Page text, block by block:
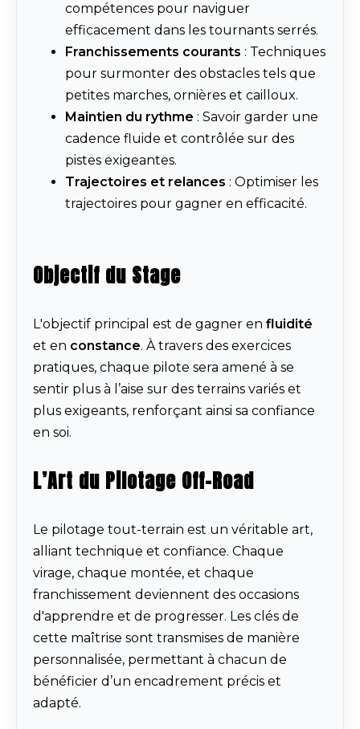
compétences pour naviguer
efficacement dans les tournants serrés.
Franchissements courants : Techniques
pour surmonter des obstacles tels que
petites marches, ornières et cailloux.
Maintien du rythme : Savoir garder une
cadence fluide et contrôlée sur des
pistes exigeantes.
Trajectoires et relances : Optimiser les
trajectoires pour gagner en efficacité.
Objectif du Stage
L'objectif principal est de gagner en fluidité
et en constance. À travers des exercices
pratiques, chaque pilote sera amené à se
sentir plus à l’aise sur des terrains variés et
plus exigeants, renforçant ainsi sa confiance
en soi.
L’Art du Pilotage Off-Road
Le pilotage tout-terrain est un véritable art,
alliant technique et confiance. Chaque
virage, chaque montée, et chaque
franchissement deviennent des occasions
d'apprendre et de progresser. Les clés de
cette maîtrise sont transmises de manière
personnalisée, permettant à chacun de
bénéficier d’un encadrement précis et
adapté.